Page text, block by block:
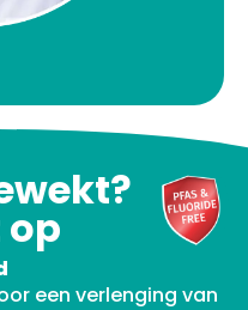
een verlenging van